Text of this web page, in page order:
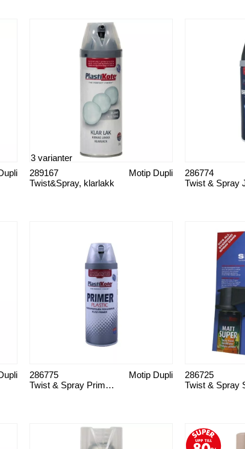
Twist&Spray, klarlakk
Motip Dupli
289167
3 varianter
286774
Twist & Spray Primer plast
Motip Dupli
286775 286725